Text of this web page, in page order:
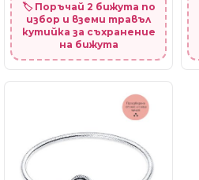
🏷️ Поръчай 2 бижута по
избор и вземи травъл
кутийка за съхранение
на бижута